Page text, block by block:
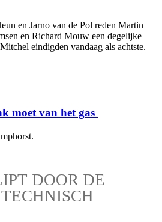
en Jarno van de Pol reden Martin
en Richard Mouw een degelijke
eindigden vandaag als achtste.
moet van het gas
DOOR DE